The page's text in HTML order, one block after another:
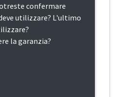
confermare
utilizzare? L'ultimo
la garanzia?